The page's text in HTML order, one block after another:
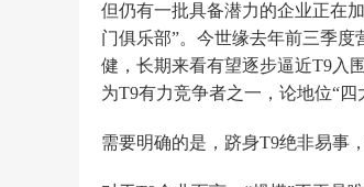
但仍有一批具备潜力的企业正在
门俱乐部”。今世缘去年前三季
健，长期来看有望逐步逼近T9入
为T9有力竞争者之一，论地位“
需要明确的是，跻身T9绝非易事